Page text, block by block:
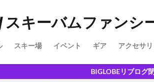
スキーバムファンシ
スキー場 イベント ギア アクセサリ
BIGLOBEリブログ閉鎖に伴い、こ